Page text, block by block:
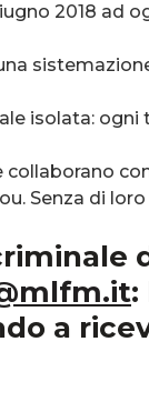
2018 ad
isolata:
collaborano
Senza di
:
a